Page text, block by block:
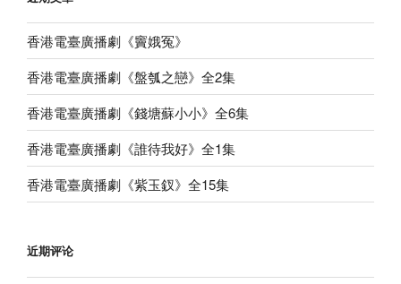
香港電臺廣播劇《竇娥冤》
香港電臺廣播劇《盤瓠之戀》全2集
香港電臺廣播劇《錢塘蘇小小》全6集
香港電臺廣播劇《誰待我好》全1集
香港電臺廣播劇《紫玉釵》全15集
近期评论